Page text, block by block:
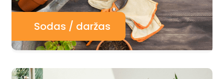
Sodas / daržas